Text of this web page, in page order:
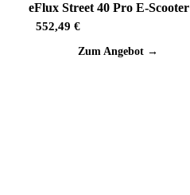
eFlux Street 40 Pro E-Scooter
552,49 €
Zum Angebot →